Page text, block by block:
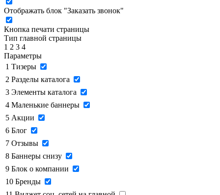
Отображать блок "Заказать звонок"
Кнопка печати страницы
Тип главной страницы
1 2 3 4
Параметры
1 Тизеры
2 Разделы каталога
3 Элементы каталога
4 Маленькие баннеры
5 Акции
6 Блог
7 Отзывы
8 Баннеры снизу
9 Блок о компании
10 Бренды